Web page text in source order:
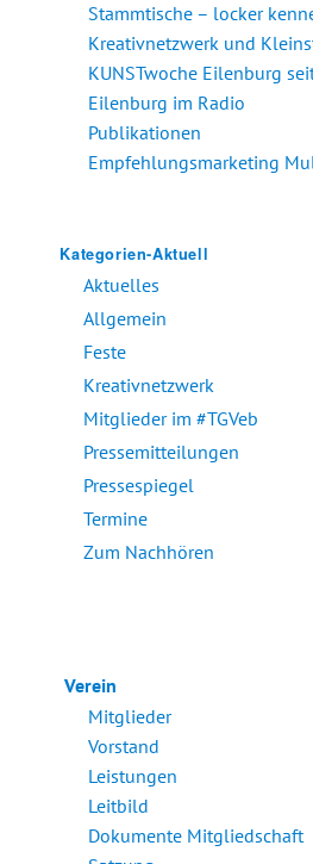
Stammtische – locker
Kreativnetzwerk und
KUNSTwoche Eilenburg
Eilenburg im Radio
Publikationen
Empfehlungsmarketing
Kategorien-Aktuell
Aktuelles
Allgemein
Feste
Kreativnetzwerk
Mitglieder im #TGVeb
Pressemitteilungen
Pressespiegel
Termine
Zum Nachhören
Verein
Mitglieder
Vorstand
Leistungen
Leitbild
Dokumente Mitgliedschaft